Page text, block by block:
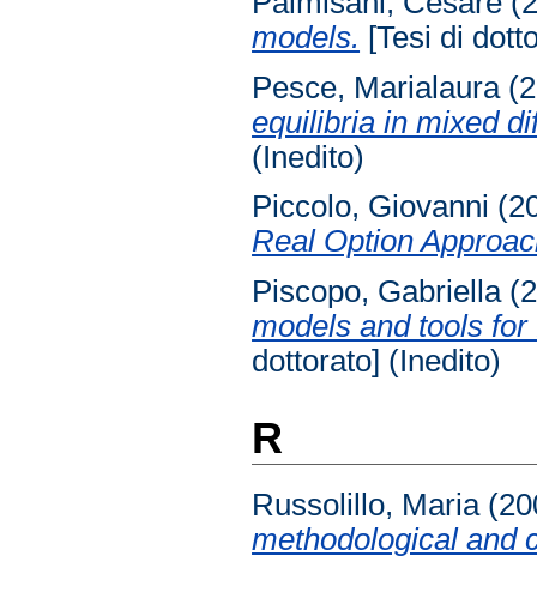
models. [Tesi di
Pesce, Marialaura
equilibria in mixed
(Inedito)
Piccolo, Giovanni
Real Option
Piscopo, Gabriella
models and tools
dottorato] (Inedito)
R
Russolillo, Maria
methodological and